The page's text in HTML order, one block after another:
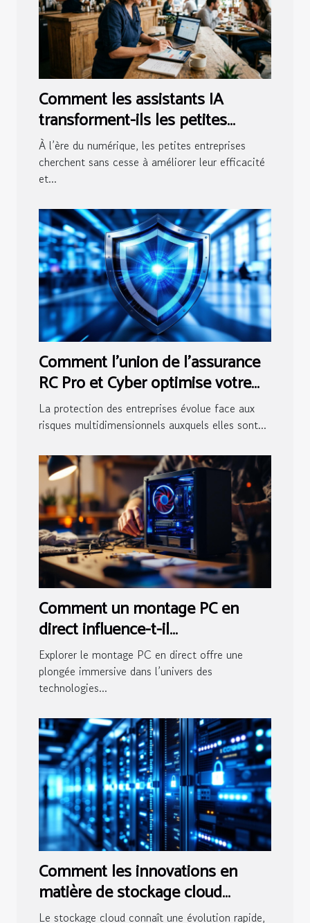
Comment les assistants IA
transforment-ils les petites
entreprises ?
À l’ère du numérique, les petites entreprises
cherchent sans cesse à améliorer leur efficacité
et...
Comment l'union de l'assurance
RC Pro et Cyber optimise votre
sécurité?
La protection des entreprises évolue face aux
risques multidimensionnels auxquels elles sont...
Comment un montage PC en
direct influence-t-il
l'apprentissage des technologies
?
Explorer le montage PC en direct offre une
plongée immersive dans l’univers des
technologies...
Comment les innovations en
matière de stockage cloud
transforment-elles la sécurité
Le stockage cloud connaît une évolution rapide,